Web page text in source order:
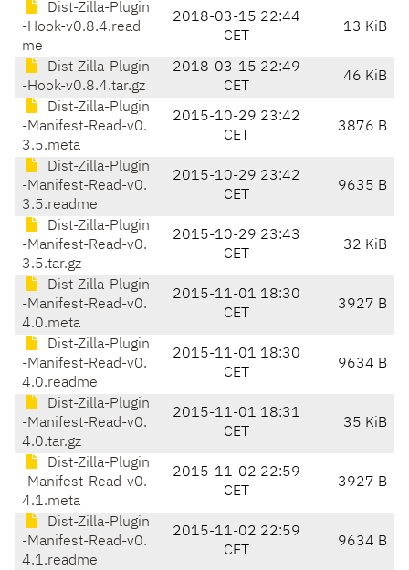
Dist-Zilla-Plugin
-Hook-v0.8.4.read
me
2018-03-15 22:44
CET
13 KiB
Dist-Zilla-Plugin
-Hook-v0.8.4.tar.gz
2018-03-15 22:49
CET
46 KiB
Dist-Zilla-Plugin
-Manifest-Read-v0.
3.5.meta
2015-10-29 23:42
CET
3876 B
Dist-Zilla-Plugin
-Manifest-Read-v0.
3.5.readme
2015-10-29 23:42
CET
9635 B
Dist-Zilla-Plugin
-Manifest-Read-v0.
3.5.tar.gz
2015-10-29 23:43
CET
32 KiB
Dist-Zilla-Plugin
-Manifest-Read-v0.
4.0.meta
2015-11-01 18:30
CET
3927 B
Dist-Zilla-Plugin
-Manifest-Read-v0.
4.0.readme
2015-11-01 18:30
CET
9634 B
Dist-Zilla-Plugin
-Manifest-Read-v0.
4.0.tar.gz
2015-11-01 18:31
CET
35 KiB
Dist-Zilla-Plugin
-Manifest-Read-v0.
4.1.meta
2015-11-02 22:59
CET
3927 B
Dist-Zilla-Plugin
-Manifest-Read-v0.
4.1.readme
2015-11-02 22:59
CET
9634 B